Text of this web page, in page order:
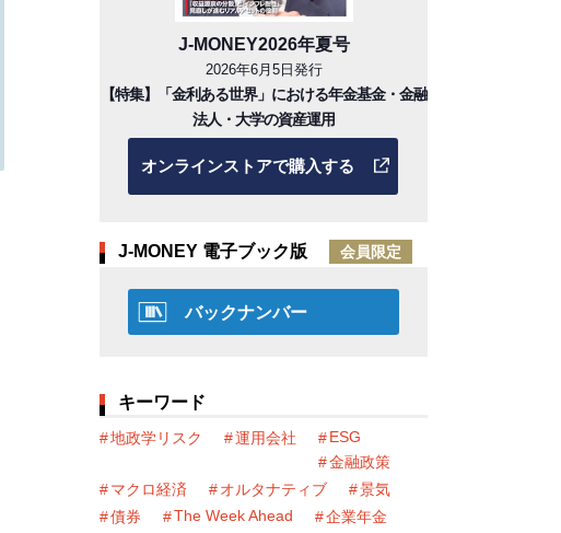
J-MONEY2026年夏号
2026年6月5日発行
【特集】「金利ある世界」における年金基金・金融
法人・大学の資産運用
オンラインストアで購入する
J-MONEY 電子ブック版 会員限定
バックナンバー
キーワード
地政学リスク 運用会社
ESG
金融政策
マクロ経済
オルタナティブ
景気
債券
The Week Ahead
企業年金